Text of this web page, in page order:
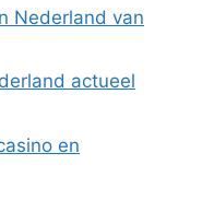
Nederland van
actueel
en